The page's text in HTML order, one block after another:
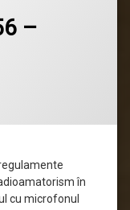
–
în
cu microfonul